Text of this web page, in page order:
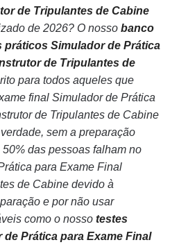
de Tripulantes de Cabine
de 2026? O nosso banco
práticos Simulador de Prática
de Tripulantes de
para todos aqueles que
final Simulador de Prática
de Tripulantes de Cabine
sem a preparação
das pessoas falham no
para Exame Final
de Cabine devido à
e por não usar
como o nosso testes
Prática para Exame Final